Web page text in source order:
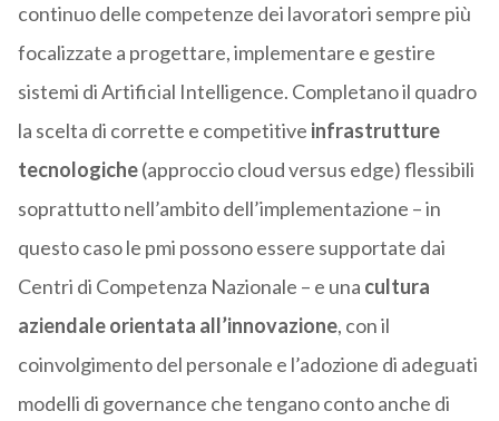
continuo delle competenze dei lavoratori sempre più
focalizzate a progettare, implementare e gestire
sistemi di Artificial Intelligence. Completano il quadro
la scelta di corrette e competitive infrastrutture
tecnologiche(approccio cloud versus edge) flessibili
soprattutto nell’ambito dell’implementazione – in
questo caso le pmi possono essere supportate dai
Centri di Competenza Nazionale – e una cultura
aziendaleorientata all’innovazione, con il
coinvolgimento del personale e l’adozione di adeguati
modelli di governance che tengano conto anche di